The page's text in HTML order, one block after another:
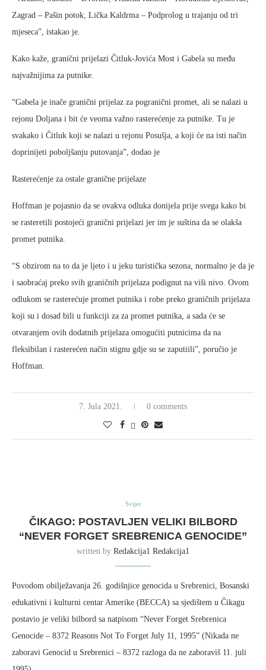
Zagrad – Pašin potok, Lička Kaldrma – Podprolog u trajanju od tri
mjeseca”, istakao je.
Kako kaže, granični prijelazi Čitluk-Jovića Most i Gabela su među
najvažnijima za putnike.
“Gabela je inače granični prijelaz za pogranični promet, ali se nalazi u
rejonu Doljana i bit će veoma važno rasterećenje za putnike. Tu je
svakako i Čitluk koji se nalazi u rejonu Posušja, a koji će na isti način
doprinijeti poboljšanju putovanja”, dodao je
Rasterećenje za ostale granične prijelaze
Hoffman je pojasnio da se ovakva odluka donijela prije svega kako bi
se rasteretili postojeći granični prijelazi jer im je suština da se olakša
promet putnika.
“S obzirom na to da je ljeto i u jeku turistička sezona, normalno je da je
i saobraćaj preko svih graničnih prijelaza podignut na viši nivo. Ovom
odlukom se rasterećuje promet putnika i robe preko graničnih prijelaza
koji su i dosad bili u funkciji za za promet putnika, a sada će se
otvaranjem ovih dodatnih prijelaza omogućiti putnicima da na
fleksibilan i rasterećen način stignu gdje su se zaputiili”, poručio je
Hoffman.
7. Jula 2021. 0 comments
Svijet
ČIKAGO: POSTAVLJEN VELIKI BILBORD
“NEVER FORGET SREBRENICA GENOCIDE”
written by Redakcija1 Redakcija1
Povodom obilježavanja 26. godišnjice genocida u Srebrenici, Bosanski
edukativni i kulturni centar Amerike (BECCA) sa sjedištem u Čikagu
postavio je veliki bilbord sa natpisom “Never Forget Srebrenica
Genocide – 8372 Reasons Not To Forget July 11, 1995” (Nikada ne
zaboravi Genocid u Srebrenici – 8372 razloga da ne zaboraviš 11. juli